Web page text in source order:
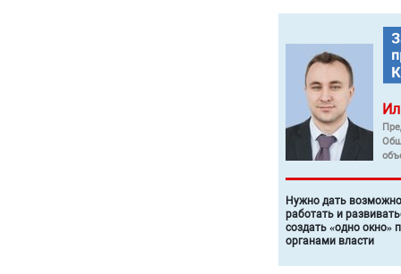
Нужно дать
работать и
создать «одно окно»
органами власти